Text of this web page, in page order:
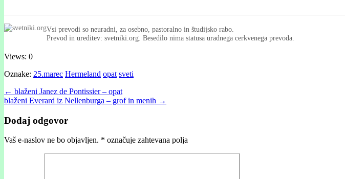
Vsi prevodi so neuradni, za osebno, pastoralno in študijsko rabo.
Prevod in ureditev: svetniki.org. Besedilo nima statusa uradnega cerkvenega prevoda.
Views: 0
Oznake: 25.marec Hermeland opat sveti
Post
navigation
← blaženi Janez de Pontissier – opat
blaženi Everard iz Nellenburga – grof in menih →
Dodaj odgovor
Vaš e-naslov ne bo objavljen. * označuje zahtevana polja